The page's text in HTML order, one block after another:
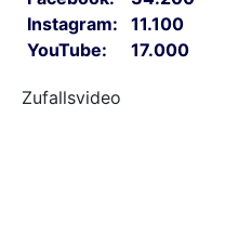
Instagram:
11.100
YouTube:
17.000
Zufallsvideo